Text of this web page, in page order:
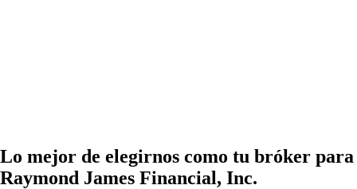
Lo mejor de elegirnos como tu bróker para
Raymond James Financial, Inc.